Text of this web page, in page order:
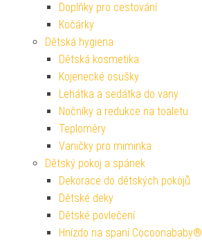
Doplňky pro cestování
Kočárky
Dětská hygiena
Dětská kosmetika
Kojenecké osušky
Lehátka a sedátka do vany
Nočníky a redukce na toaletu
Teploměry
Vaničky pro miminka
Dětský pokoj a spánek
Dekorace do dětských pokojů
Dětské deky
Dětské povlečení
Hnízdo na spaní Cocoonababy®